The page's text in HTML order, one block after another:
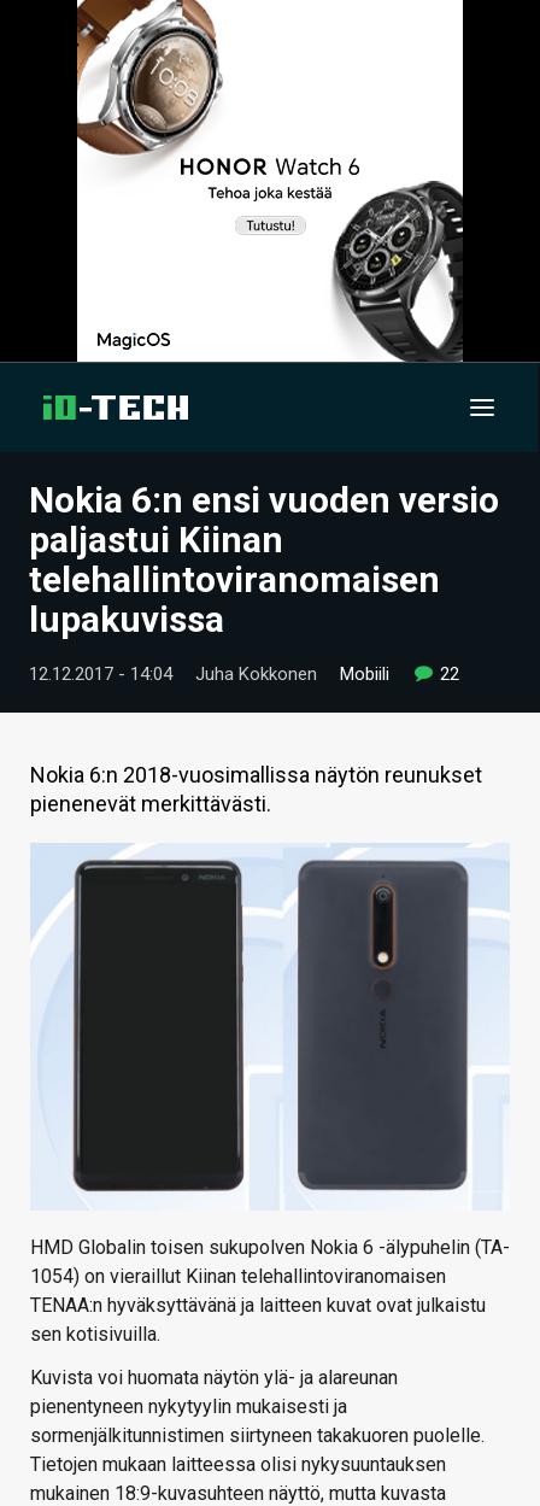
UUTISET
ARTIKKELIT
VIDEOT
TECHBBS
HINTA.FI
KAUPPA
VAIHDA TEEMA
Nokia 6:n ensi vuoden versio
paljastui Kiinan
telehallintoviranomaisen
lupakuvissa
12.12.2017 - 14:04 Juha Kokkonen Mobiili 22
Nokia 6:n 2018-vuosimallissa näytön reunukset
pienenevät merkittävästi.
HMD Globalin toisen sukupolven Nokia 6 -älypuhelin (TA-
1054) on vieraillut Kiinan telehallintoviranomaisen
TENAA:n hyväksyttävänä ja laitteen kuvat ovat julkaistu
sen kotisivuilla.
Kuvista voi huomata näytön ylä- ja alareunan
pienentyneen nykytyylin mukaisesti ja
sormenjälkitunnistimen siirtyneen takakuoren puolelle.
Tietojen mukaan laitteessa olisi nykysuuntauksen
mukainen 18:9-kuvasuhteen näyttö, mutta kuvasta